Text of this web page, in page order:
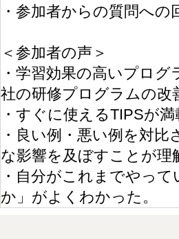
・参加者からの質問への
＜参加者の声＞
・学習効果の高いプロ
社の研修プログラムの改
・すぐに使えるTIPSが
・良い例・悪い例を対
な影響を及ぼすことが理
・自分がこれまでやっ
か」がよくわかった。